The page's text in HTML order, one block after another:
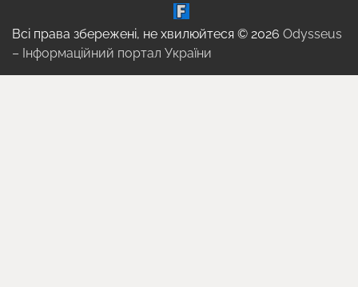
Всі права збережені, не хвилюйтеся © 2026 Odysseus
– Інформаційний портал України